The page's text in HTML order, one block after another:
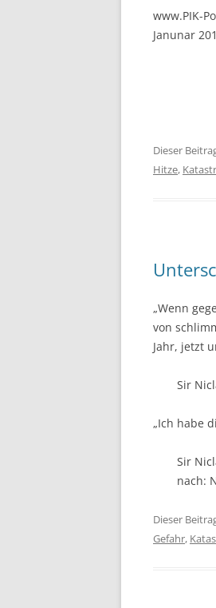
www.PIK-
Janunar
Dieser
Hitze,
„Wenn
von
Jahr, jetzt
Sir
„Ich habe
Sir
nach:
Dieser
Gefahr,